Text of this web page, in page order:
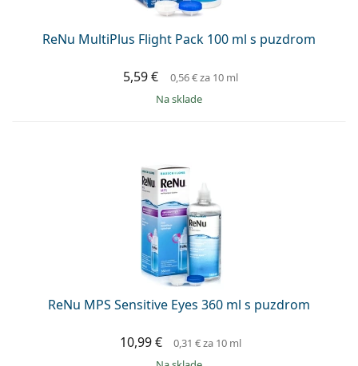
ReNu MultiPlus Flight Pack 100 ml s puzdrom
5,59 € 0,56 €za 10 ml
na sklade
ReNu MPS Sensitive Eyes 360 ml s puzdrom
10,99 € 0,31 €za 10 ml